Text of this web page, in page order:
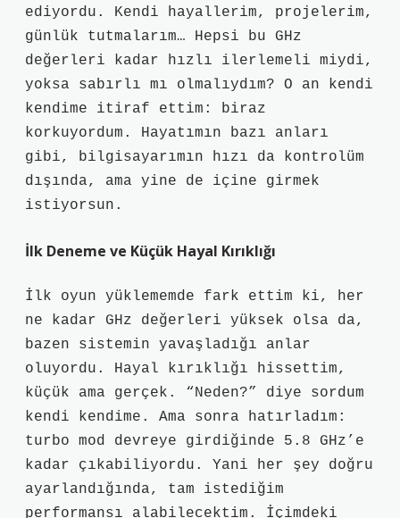
ediyordu. Kendi hayallerim, projelerim,
günlük tutmalarım… Hepsi bu GHz
değerleri kadar hızlı ilerlemeli miydi,
yoksa sabırlı mı olmalıydım? O an kendi
kendime itiraf ettim: biraz
korkuyordum. Hayatımın bazı anları
gibi, bilgisayarımın hızı da kontrolüm
dışında, ama yine de içine girmek
istiyorsun.
İlk Deneme ve Küçük Hayal Kırıklığı
İlk oyun yüklememde fark ettim ki, her
ne kadar GHz değerleri yüksek olsa da,
bazen sistemin yavaşladığı anlar
oluyordu. Hayal kırıklığı hissettim,
küçük ama gerçek. “Neden?” diye sordum
kendi kendime. Ama sonra hatırladım:
turbo mod devreye girdiğinde 5.8 GHz’e
kadar çıkabiliyordu. Yani her şey doğru
ayarlandığında, tam istediğim
performansı alabilecektim. İçimdeki